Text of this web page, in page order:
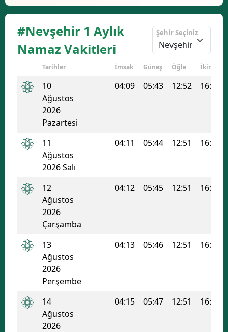
#Nevşehir 1 Aylık
Namaz Vakitleri
Şehir Seçiniz
Tarihler İmsak Güneş Öğle İkindi
10
Ağustos
2026
Pazartesi
04:09 05:43 12:52 16:40
11
Ağustos
2026 Salı
04:11 05:44 12:51 16:39
12
Ağustos
2026
Çarşamba
04:12 05:45 12:51 16:39
13
Ağustos
2026
Perşembe
04:13 05:46 12:51 16:38
14
Ağustos
2026
04:15 05:47 12:51 16:38